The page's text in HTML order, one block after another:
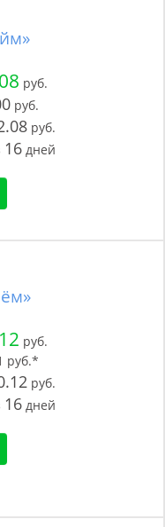
руб.
руб.
руб.
16 дней
руб.
руб.*
руб.
16 дней